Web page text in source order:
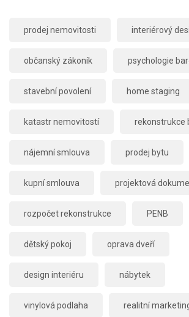
prodej nemovitosti interiérový
občanský zákoník psychologie
stavební povolení home staging
katastr nemovitostí rekonstrukce
nájemní smlouva prodej bytu
kupní smlouva projektová
rozpočet rekonstrukce PENB
dětský pokoj oprava dveří
design interiéru nábytek
vinylová podlaha realitní